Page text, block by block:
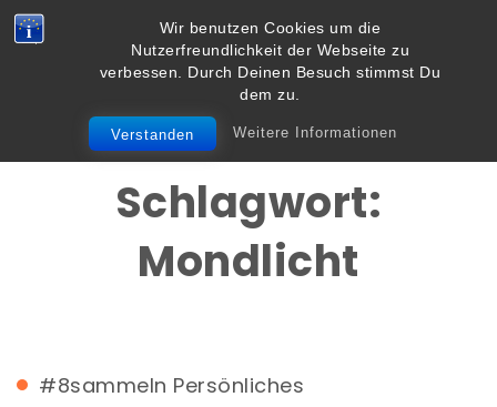
Wir benutzen Cookies um die
Nutzerfreundlichkeit der Webseite zu
verbessen. Durch Deinen Besuch stimmst Du
dem zu.
Verstanden Weitere Informationen
Skip to content
Vielbegabt.de
Toggle
navigation
Schlagwort:
Mondlicht
#8sammeln Persönliches